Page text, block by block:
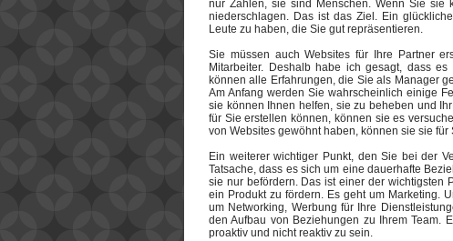
nur Zahlen, sie sind Menschen. Wenn Sie
niederschlagen. Das ist das Ziel. Ein
Leute zu haben, die Sie gut repräsentieren.
Sie müssen auch Websites für Ihre Partner
Mitarbeiter. Deshalb habe ich gesagt, dass
können alle Erfahrungen, die Sie als Manager
Am Anfang werden Sie wahrscheinlich einige
sie können Ihnen helfen, sie zu beheben und
für Sie erstellen können, können sie es
von Websites gewöhnt haben, können sie sie für
Ein weiterer wichtiger Punkt, den Sie bei der
Tatsache, dass es sich um eine dauerhafte
sie nur befördern. Das ist einer der wichtigsten
ein Produkt zu fördern. Es geht um Marketing.
um Networking, Werbung für Ihre
den Aufbau von Beziehungen zu Ihrem Team.
proaktiv und nicht reaktiv zu sein.